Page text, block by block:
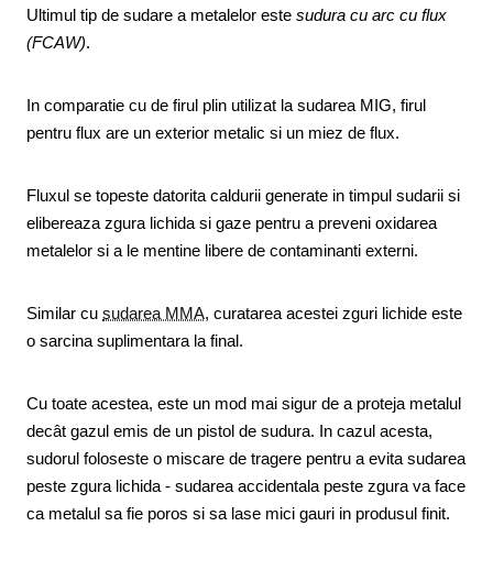
Ultimul tip de sudare a metalelor este sudura cu arc cu flux
(FCAW).
In comparatie cu de firul plin utilizat la sudarea MIG, firul
pentru flux are un exterior metalic si un miez de flux.
Fluxul se topeste datorita caldurii generate in timpul sudarii si
elibereaza zgura lichida si gaze pentru a preveni oxidarea
metalelor si a le mentine libere de contaminanti externi.
Similar cu sudarea MMA, curatarea acestei zguri lichide este
o sarcina suplimentara la final.
Cu toate acestea, este un mod mai sigur de a proteja metalul
decât gazul emis de un pistol de sudura. In cazul acesta,
sudorul foloseste o miscare de tragere pentru a evita sudarea
peste zgura lichida - sudarea accidentala peste zgura va face
ca metalul sa fie poros si sa lase mici gauri in produsul finit.